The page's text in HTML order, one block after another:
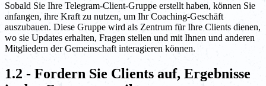
Sobald Sie Ihre Telegram-Client-Gruppe erstellt haben, können Sie
anfangen, ihre Kraft zu nutzen, um Ihr Coaching-Geschäft
auszubauen. Diese Gruppe wird als Zentrum für Ihre Clients dienen,
wo sie Updates erhalten, Fragen stellen und mit Ihnen und anderen
Mitgliedern der Gemeinschaft interagieren können.
1.2 - Fordern Sie Clients auf, Ergebnisse